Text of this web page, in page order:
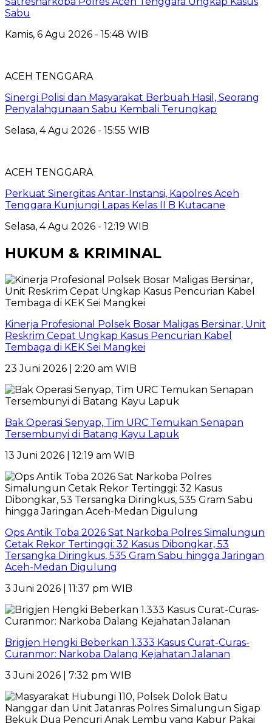
Sabu
Kamis, 6 Agu 2026 - 15:48 WIB
ACEH TENGGARA
Sinergi Polisi dan Masyarakat Berbuah Hasil, Seorang
Penyalahgunaan Sabu Kembali Terungkap
Selasa, 4 Agu 2026 - 15:55 WIB
ACEH TENGGARA
Perkuat Sinergitas Antar-Instansi, Kapolres Aceh
Tenggara Kunjungi Lapas Kelas II B Kutacane
Selasa, 4 Agu 2026 - 12:19 WIB
HUKUM & KRIMINAL
Kinerja Profesional Polsek Bosar Maligas Bersinar, Unit
Reskrim Cepat Ungkap Kasus Pencurian Kabel
Tembaga di KEK Sei Mangkei
23 Juni 2026 | 2:20 am WIB
Bak Operasi Senyap, Tim URC Temukan Senapan
Tersembunyi di Batang Kayu Lapuk
13 Juni 2026 | 12:19 am WIB
Ops Antik Toba 2026 Sat Narkoba Polres Simalungun
Cetak Rekor Tertinggi: 32 Kasus Dibongkar, 53
Tersangka Diringkus, 535 Gram Sabu hingga Jaringan
Aceh-Medan Digulung
3 Juni 2026 | 11:37 pm WIB
Brigjen Hengki Beberkan 1.333 Kasus Curat-Curas-
Curanmor: Narkoba Dalang Kejahatan Jalanan
3 Juni 2026 | 7:32 pm WIB